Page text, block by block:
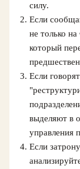
силу.
Если
не только
который
Если
выделяют в
управления
Если